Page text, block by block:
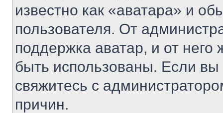
известно как «аватара» и
пользователя. От
поддержка аватар, и от него
быть использованы. Если
свяжитесь с
причин.